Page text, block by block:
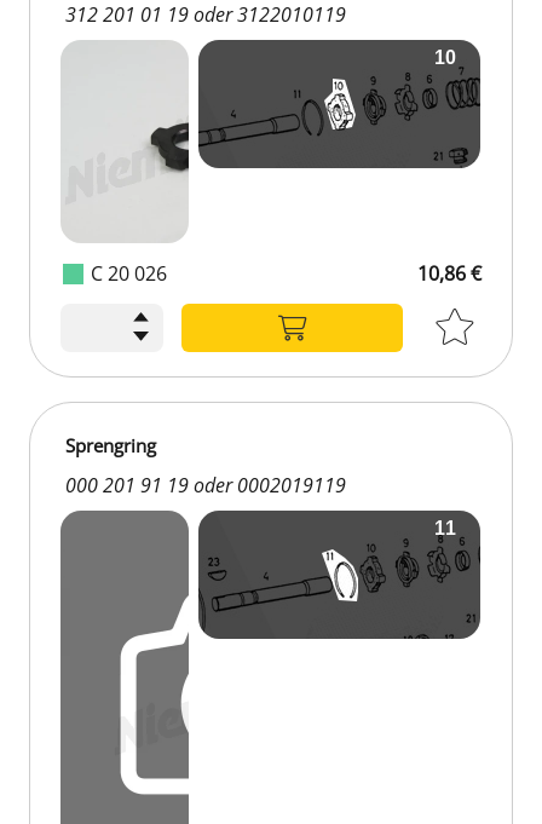
C 20 026
312 201 01 19 oder 3122010119
10,86 €
Sprengring
000 201 91 19 oder 0002019119